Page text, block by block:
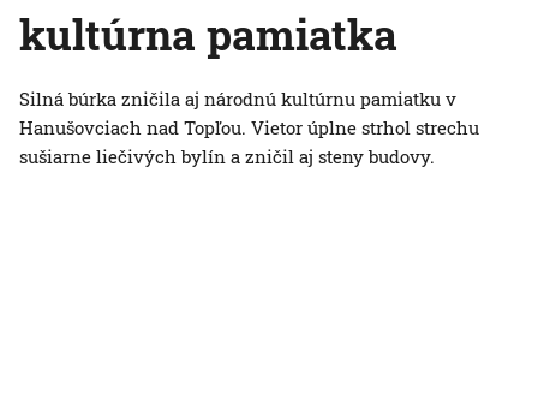
kultúrna pamiatka
Silná búrka zničila aj národnú kultúrnu pamiatku v
Hanušovciach nad Topľou. Vietor úplne strhol strechu
sušiarne liečivých bylín a zničil aj steny budovy.